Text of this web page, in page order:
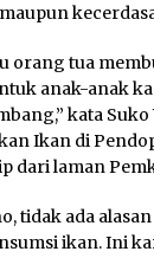
orang tua
anak-anak
kata Suko
Ikan di
dari laman
tidak ada
ikan. Ini